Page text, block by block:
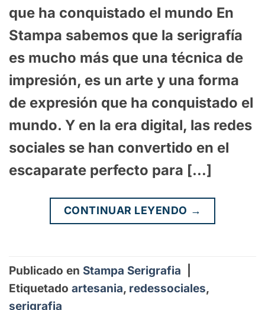
que ha conquistado el mundo En
Stampa sabemos que la serigrafía
es mucho más que una técnica de
impresión, es un arte y una forma
de expresión que ha conquistado el
mundo. Y en la era digital, las redes
sociales se han convertido en el
escaparate perfecto para […]
CONTINUAR LEYENDO →
Publicado en Stampa Serigrafia
Etiquetado artesania, redessociales,
serigrafia